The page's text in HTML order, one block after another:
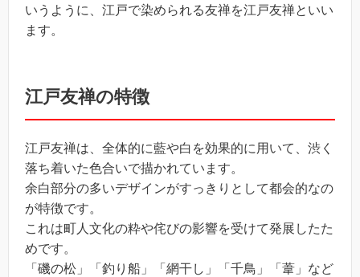
いうように、江戸で染められる友禅を江戸友禅といい
ます。
江戸友禅の特徴
江戸友禅は、全体的に藍や白を効果的に用いて、渋く
落ち着いた色合いで描かれています。
余白部分の多いデザインがすっきりとして都会的なの
が特徴です。
これは町人文化の粋や侘びの影響を受けて発展したた
めです。
「磯の松」「釣り船」「網干し」「千鳥」「葦」など